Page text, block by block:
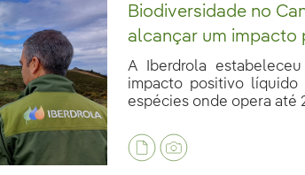
Biodiversidade no
alcançar um impacto
A Iberdrola
impacto positivo líquido
espécies onde opera até